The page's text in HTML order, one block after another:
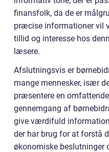
finansfolk, da de er
præcise informationer vil
tillid og interesse hos
læsere.
Afslutningsvis er
mange mennesker, især
præsentere en
gennemgang af
give værdifuld
der har brug for at forstå
økonomiske beslutninger